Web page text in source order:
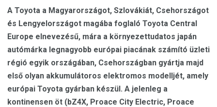
A Toyota a Magyarországot, Szlovákiát, Csehországot
és Lengyelországot magába foglaló Toyota Central
Europe elnevezésű, mára a környezettudatos japán
autómárka legnagyobb európai piacának számító üzleti
régió egyik országában, Csehországban gyártja majd
első olyan akkumulátoros elektromos modelljét, amely
európai Toyota gyárban készül. A jelenleg a
kontinensen öt (bZ4X, Proace City Electric, Proace